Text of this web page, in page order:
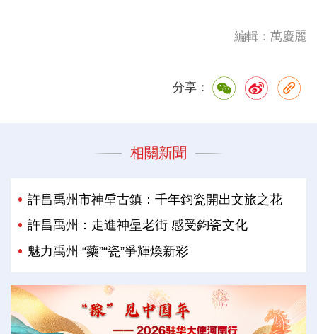
編輯：萬慶麗
分享：
相關新聞
許昌禹州市神垕古鎮：千年鈞瓷開出文旅之花
許昌禹州：走進神垕老街 感受鈞瓷文化
魅力禹州 “藥”“瓷”爭輝煥新彩